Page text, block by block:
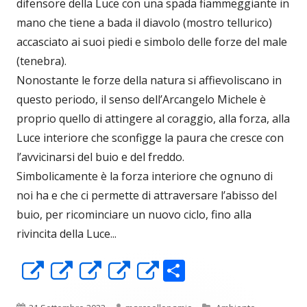
difensore della Luce con una spada fiammeggiante in
mano che tiene a bada il diavolo (mostro tellurico)
accasciato ai suoi piedi e simbolo delle forze del male
(tenebra).
Nonostante le forze della natura si affievoliscano in
questo periodo, il senso dell’Arcangelo Michele è
proprio quello di attingere al coraggio, alla forza, alla
Luce interiore che sconfigge la paura che cresce con
l’avvicinarsi del buio e del freddo.
Simbolicamente è la forza interiore che ognuno di
noi ha e che ci permette di attraversare l’abisso del
buio, per ricominciare un nuovo ciclo, fino alla
rivincita della Luce...
ApreApreApreApre
Apre